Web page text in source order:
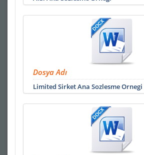
Dosya Adı
Limited Sirket Ana Sozlesme Ornegi